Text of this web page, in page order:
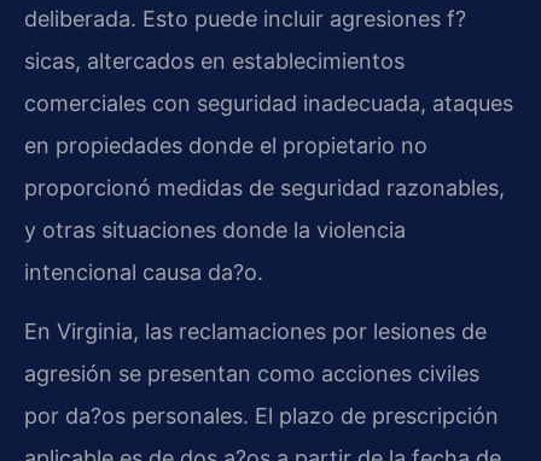
deliberada. Esto puede incluir agresiones f?
sicas, altercados en establecimientos
comerciales con seguridad inadecuada, ataques
en propiedades donde el propietario no
proporcionó medidas de seguridad razonables,
y otras situaciones donde la violencia
intencional causa da?o.
En Virginia, las reclamaciones por lesiones de
agresión se presentan como acciones civiles
por da?os personales. El plazo de prescripción